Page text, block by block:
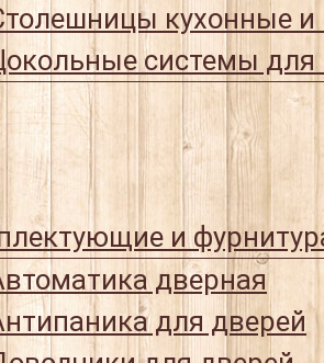
кухонные
системы для
и
дверная
для дверей